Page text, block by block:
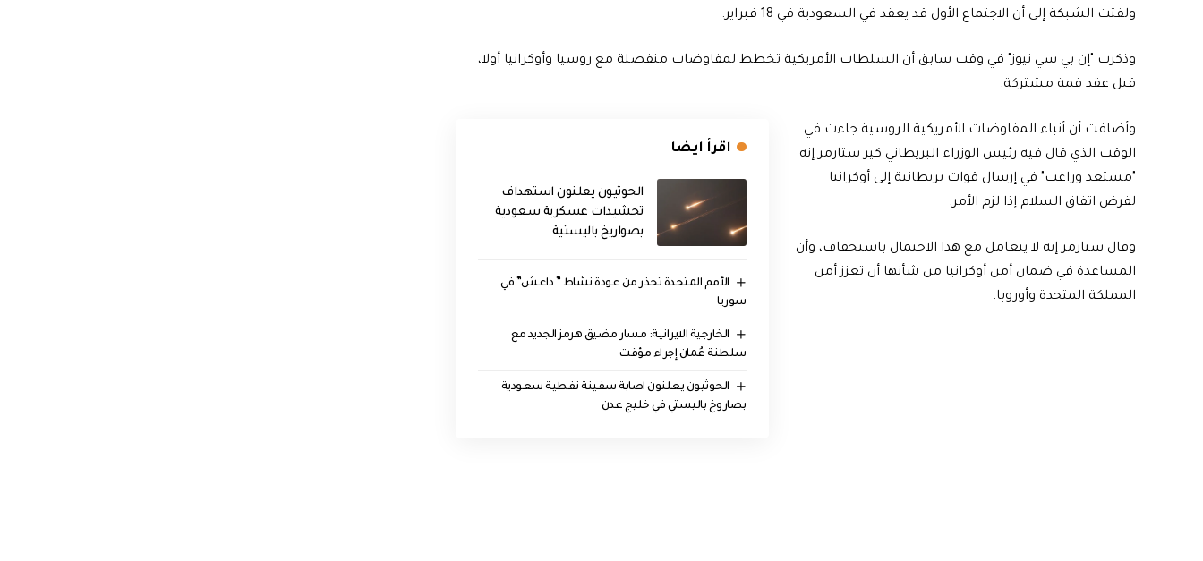
ولفتت الشبكة إلى أن الاجتماع الأول قد يعقد في السعودية في 18 فبراير.
وذكرت "إن بي سي نيوز" في وقت سابق أن السلطات الأمريكية تخطط لمفاوضات منفصلة مع روسيا وأوكرانيا أولا،
قبل عقد قمة مشتركة.
اقرأ ايضا
الحوثيون يعلنون استهداف
تحشيدات عسكرية سعودية
بصواريخ باليستية
الأمم المتحدة تحذر من عودة نشاط ” داعش” في
سوريا
الخارجية الايرانية: مسار مضيق هرمز الجديد مع
سلطنة عُمان إجراء مؤقت
الحوثيون يعلنون اصابة سفينة نفطية سعودية
بصاروخ باليستي في خليج عدن
وأضافت أن أنباء المفاوضات الأمريكية الروسية جاءت في
الوقت الذي قال فيه رئيس الوزراء البريطاني كير ستارمر إنه
"مستعد وراغب" في إرسال قوات بريطانية إلى أوكرانيا
لفرض اتفاق السلام إذا لزم الأمر.
وقال ستارمر إنه لا يتعامل مع هذا الاحتمال باستخفاف، وأن
المساعدة في ضمان أمن أوكرانيا من شأنها أن تعزز أمن
المملكة المتحدة وأوروبا.